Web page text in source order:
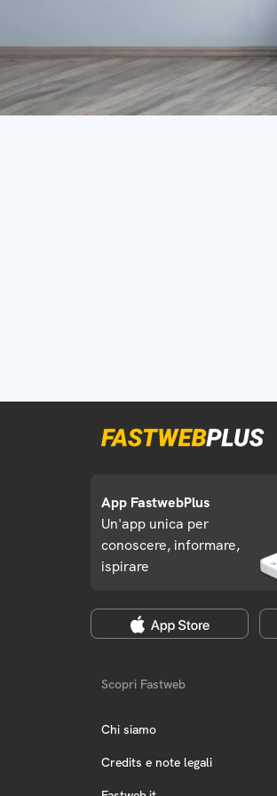
App FastwebPlus
Un'app unica per
conoscere, informare,
ispirare
Scopri Fastweb
Chi siamo
Credits e note legali